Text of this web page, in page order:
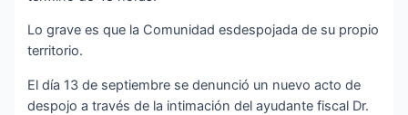
Lo grave es que la Comunidad esdespojada de su propio
territorio.
El día 13 de septiembre se denunció un nuevo acto de
despojo a través de la intimación del ayudante fiscal Dr.